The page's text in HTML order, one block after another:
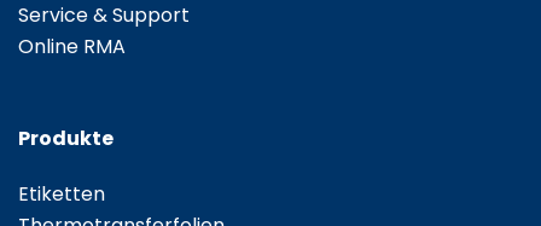
Service & Support
Online RMA
Produkte
Etiketten